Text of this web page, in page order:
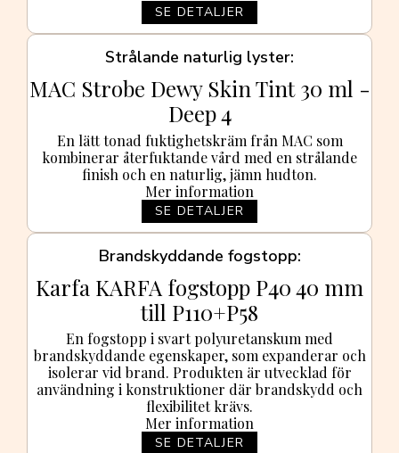
SE DETALJER
Strålande naturlig lyster
MAC Strobe Dewy Skin Tint 30 ml -
Deep 4
En lätt tonad fuktighetskräm från MAC som
kombinerar återfuktande vård med en strålande
finish och en naturlig, jämn hudton.
SE DETALJER
Mer information
Brandskyddande fogstopp
Karfa KARFA fogstopp P40 40 mm
till P110+P58
En fogstopp i svart polyuretanskum med
brandskyddande egenskaper, som expanderar och
isolerar vid brand. Produkten är utvecklad för
användning i konstruktioner där brandskydd och
flexibilitet krävs.
SE DETALJER
Mer information